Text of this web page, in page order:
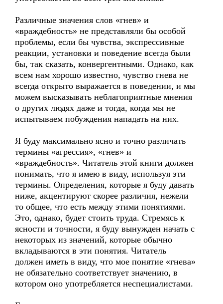
Различные значения слов «гнев» и
«враждебность» не представляли бы особой
проблемы, если бы чувства, экспрессивные
реакции, установки и поведение всегда были
бы, так сказать, конвергентными. Однако, как
всем нам хорошо известно, чувство гнева не
всегда открыто выражается в поведении, и мы
можем высказывать неблагоприятные мнения
о других людях даже и тогда, когда мы не
испытываем побуждения нападать на них.
Я буду максимально ясно и точно различать
термины «агрессия», «гнев» и
«враждебность». Читатель этой книги должен
понимать, что я имею в виду, используя эти
термины. Определения, которые я буду давать
ниже, акцентируют скорее различия, нежели
то общее, что есть между этими понятиями.
Это, однако, будет стоить труда. Стремясь к
ясности и точности, я буду вынужден начать с
некоторых из значений, которые обычно
вкладываются в эти понятия. Читатель
должен иметь в виду, что мое понятие «гнева»
не обязательно соответствует значению, в
котором оно употребляется неспециалистами.